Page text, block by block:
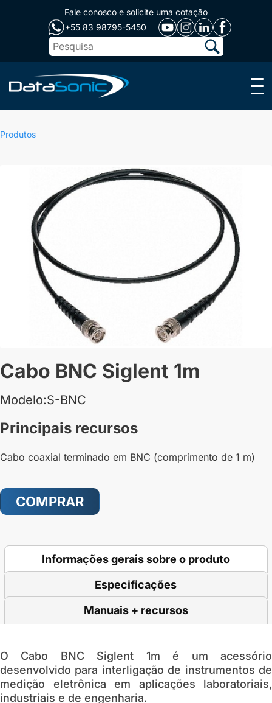
Fale conosco e solicite uma cotação
+55 83 98795-5450
Menu
Produtos
Cabo BNC Siglent 1m
Modelo:S-BNC
Principais recursos
Cabo coaxial terminado em BNC (comprimento de 1 m)
COMPRAR
Informações gerais sobre o produto
Especificações
Manuais + recursos
O Cabo BNC Siglent 1m é um acessório
desenvolvido para interligação de instrumentos de
medição eletrônica em aplicações laboratoriais,
industriais e de engenharia.